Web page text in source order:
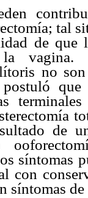
tal
de que
vagina.
no
de
síntomas
con
síntomas